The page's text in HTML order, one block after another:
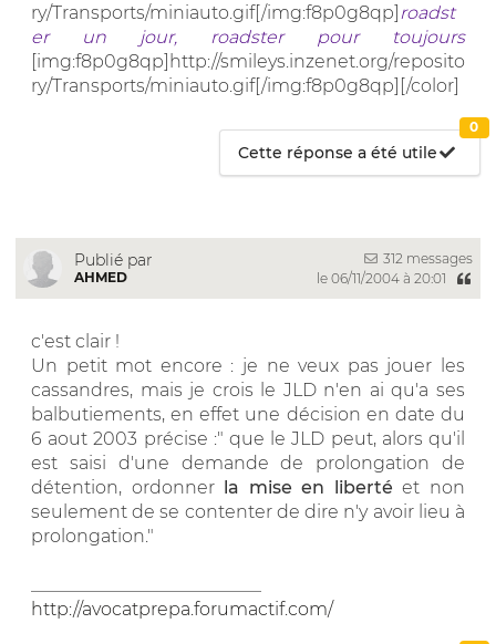
ry/Transports/miniauto.gif[/img:f8p0g8qp] roadst
er un jour, roadster pour toujours
[img:f8p0g8qp]http://smileys.inzenet.org/reposito
ry/Transports/miniauto.gif[/img:f8p0g8qp][/color]
Cette réponse a été utile
0
Publié par
AHMED
312 messages
le 06/11/2004 à 20:01
c'est clair !
Un petit mot encore : je ne veux pas jouer les
cassandres, mais je crois le JLD n'en ai qu'a ses
balbutiements, en effet une décision en date du
6 aout 2003 précise :" que le JLD peut, alors qu'il
est saisi d'une demande de prolongation de
détention, ordonner la mise en libertéet non
seulement de se contenter de dire n'y avoir lieu à
prolongation."
http://avocatprepa.forumactif.com/